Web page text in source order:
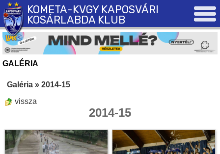
KOMETA-KVGY KAPOSVÁRI
KOSÁRLABDA KLUB
GALÉRIA
Galéria » 2014-15
vissza
2014-15